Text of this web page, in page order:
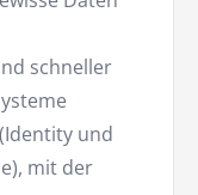
schneller
und
mit der